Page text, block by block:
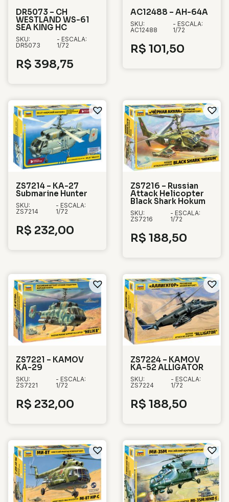
DR5073 – CH
WESTLAND WS-61
SEA KING HC
SKU:
DR5073
- ESCALA:
1/72
R$ 398,75
AC12488 – AH-64A
SKU:
AC12488
- ESCALA:
1/72
R$ 101,50
ZS7214 – KA-27
Submarine Hunter
SKU:
ZS7214
- ESCALA:
1/72
R$ 232,00
ZS7216 – Russian
Attack Helicopter
Black Shark Hokum
SKU:
ZS7216
- ESCALA:
1/72
R$ 188,50
ZS7221 – KAMOV
KA-29
SKU:
ZS7221
- ESCALA:
1/72
R$ 232,00
ZS7224 – KAMOV
KA-52 ALLIGATOR
SKU:
ZS7224
- ESCALA:
1/72
R$ 188,50